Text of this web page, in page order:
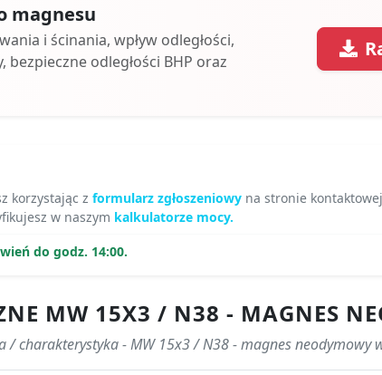
magnesu
i ścinania, wpływ odległości,
odległości BHP oraz
korzystając z formularz zgłoszeniowy na stronie
w naszym kalkulatorze mocy.
do godz. 14:00.
MW 15X3 / N38 - MAGNES
/ charakterystyka - MW 15x3 / N38 - magnes neodymowy